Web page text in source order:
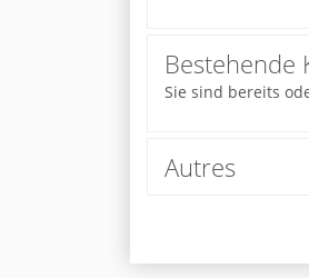
Bestehende
Sie sind bereits
Autres